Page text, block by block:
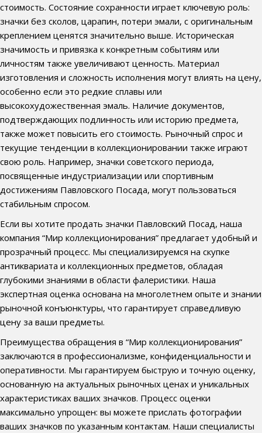
стоимость. Состояние сохранности играет ключевую роль:
значки без сколов, царапин, потери эмали, с оригинальным
креплением ценятся значительно выше. Историческая
значимость и привязка к конкретным событиям или
личностям также увеличивают ценность. Материал
изготовления и сложность исполнения могут влиять на цену,
особенно если это редкие сплавы или
высокохудожественная эмаль. Наличие документов,
подтверждающих подлинность или историю предмета,
также может повысить его стоимость. Рыночный спрос и
текущие тенденции в коллекционировании также играют
свою роль. Например, значки советского периода,
посвященные индустриализации или спортивным
достижениям Павловского Посада, могут пользоваться
стабильным спросом.
Если вы хотите продать значки Павловский Посад, наша
компания “Мир коллекционирования” предлагает удобный и
прозрачный процесс. Мы специализируемся на скупке
антиквариата и коллекционных предметов, обладая
глубокими знаниями в области фалеристики. Наша
экспертная оценка основана на многолетнем опыте и знании
рыночной конъюнктуры, что гарантирует справедливую
цену за ваши предметы.
Преимущества обращения в “Мир коллекционирования”
заключаются в профессионализме, конфиденциальности и
оперативности. Мы гарантируем быструю и точную оценку,
основанную на актуальных рыночных ценах и уникальных
характеристиках ваших значков. Процесс оценки
максимально упрощен: вы можете прислать фотографии
ваших значков по указанным контактам. Наши специалисты